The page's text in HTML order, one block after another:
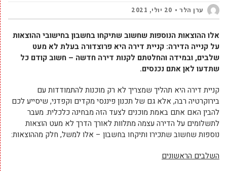
ערן הלר 20 יולי, 2021
אלו ההוצאות הנוספות שחשוב שתיקחו בחשבון בחישובי ההוצאות
על קנייה הדירה: קניית דירה היא פרוצדורה בעלת לא מעט
שלבים, ובמידה והחלטתם לקנות דירה חדשה – חשוב קודם כל
שתדעו לאן אתם נכנסים.
קניית דירה היא תהליך שמצריך לא רק מוכנות להתמודדות עם
בירוקרטיה רבה, אלא גם של תכנון פיננסי מקדים וקפדני, שיסייע לכם
להבין האם אתם באמת מוכנים לצעד הזה מבחינה כלכלית. מעבר
לתשלומים על הדירה עצמה מתלוות לאורך הדרך לא מעט הוצאות
נוספות שחשוב שתכירו ותיקחו בחשבון – אלו למשל, חלק מההוצאות:
השלבים הראשונים